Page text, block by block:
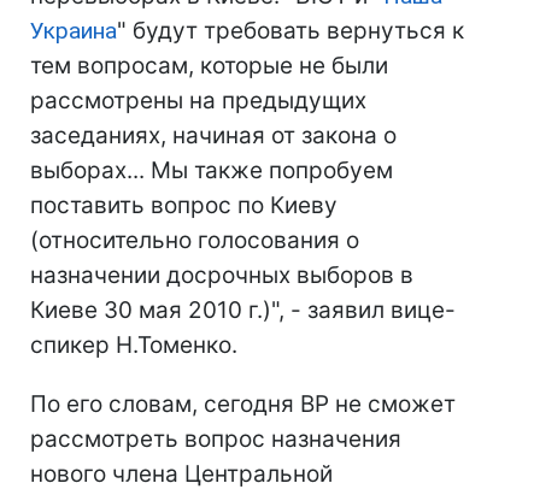
Украина" будут требовать вернуться к
тем вопросам, которые не были
рассмотрены на предыдущих
заседаниях, начиная от закона о
выборах... Мы также попробуем
поставить вопрос по Киеву
(относительно голосования о
назначении досрочных выборов в
Киеве 30 мая 2010 г.)", - заявил вице-
спикер Н.Томенко.
По его словам, сегодня ВР не сможет
рассмотреть вопрос назначения
нового члена Центральной